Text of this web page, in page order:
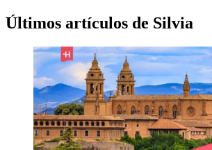
Últimos artículos de Silvia